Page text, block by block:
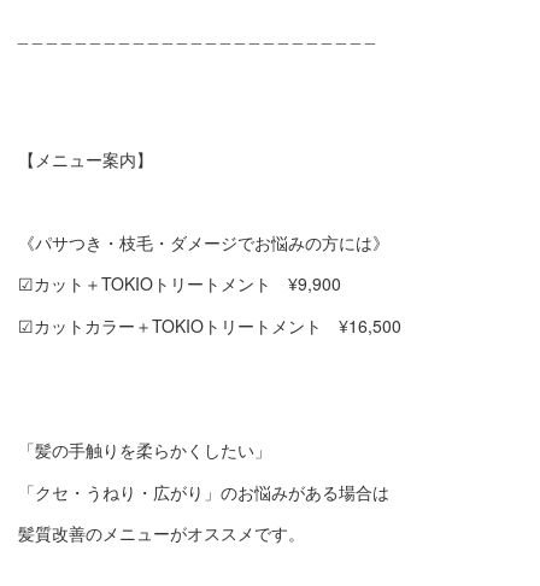
【メニュー案内】
《パサつき・枝毛・ダメージでお悩みの方には》
☑︎カット＋TOKIOトリートメント ¥9,900
☑︎カットカラー＋TOKIOトリートメント ¥16,500
「髪の手触りを柔らかくしたい」
「クセ・うねり・広がり」のお悩みがある場合は
髪質改善のメニューがオススメです。